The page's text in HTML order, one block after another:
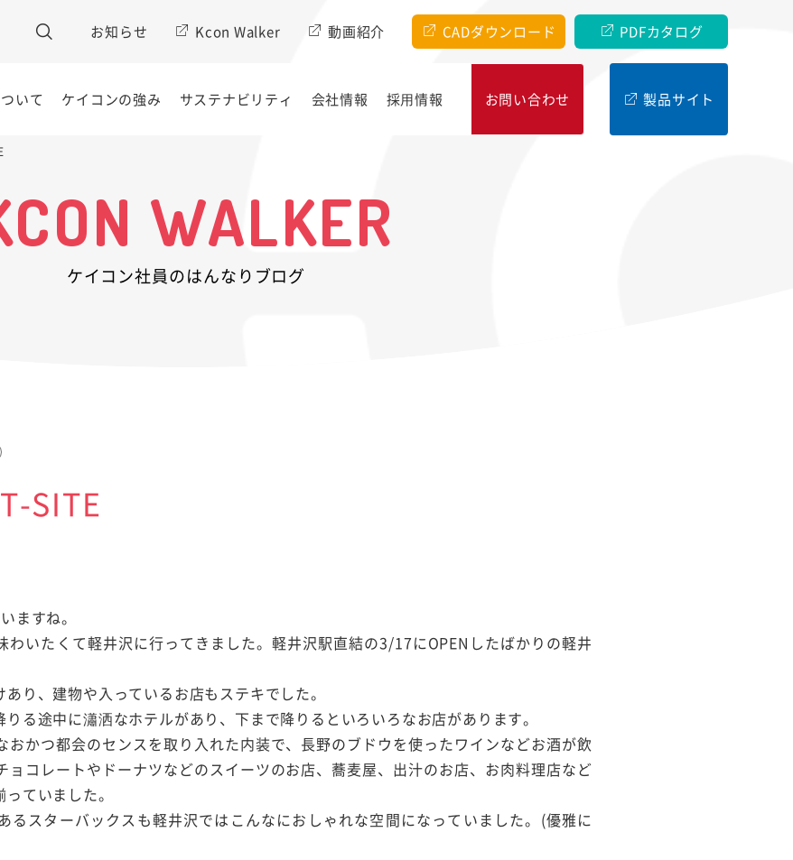
お知らせ Kcon Walker 動画紹介 CADダウンロード PDFカタログ
いて ケイコンの強み サステナビリティ 会社情報 採⽤情報 お問い合わせ 製品サイト
WALKER
ケイコン社員のはんなりブログ
SITE
ますね。
わいたくて軽井沢に行ってきました。軽井沢駅直結の3/17にOPENしたばかりの軽井
り、建物や入っているお店もステキでした。
る途中に瀟洒なホテルがあり、下まで降りるといろいろなお店があります。
おかつ都会のセンスを取り入れた内装で、長野のブドウを使ったワインなどお酒が飲
ョコレートやドーナツなどのスイーツのお店、蕎麦屋、出汁のお店、お肉料理店など
ていました。
るスターバックスも軽井沢ではこんなにおしゃれな空間になっていました。(優雅に